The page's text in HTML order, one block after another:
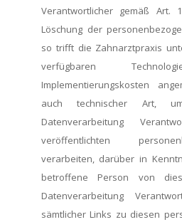
Verantwortlicher gemäß Art.
Löschung der
so trifft die Zahnarztpraxis
verfügbaren
Implementierungskosten
auch technischer Art,
Datenverarbeitung
veröffentlichten
verarbeiten, darüber in
betroffene Person von
Datenverarbeitung
sämtlicher Links zu diesen